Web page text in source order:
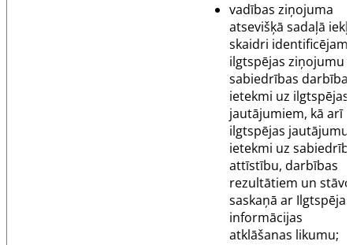
vadības ziņojuma
atsevišķā sadaļā
skaidri
ilgtspējas ziņojumu
sabiedrības
ietekmi uz ilgtspējas
jautājumiem, kā arī
ilgtspējas jautājumu
ietekmi uz
attīstību, darbības
rezultātiem un
saskaņā ar Ilgtspējas
informācijas
atklāšanas likumu;